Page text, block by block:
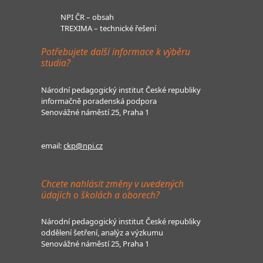
NPI ČR – obsah
TREXIMA – technické řešení
Potřebujete další informace k výběru
studia?
Národní pedagogický institut České republiky
informačně poradenská podpora
Senovážné náměstí 25, Praha 1
email:ckp@npi.cz
Chcete nahlásit změny v uvedených
údajích o školách a oborech?
Národní pedagogický institut České republiky
oddělení šetření, analýz a výzkumu
Senovážné náměstí 25, Praha 1